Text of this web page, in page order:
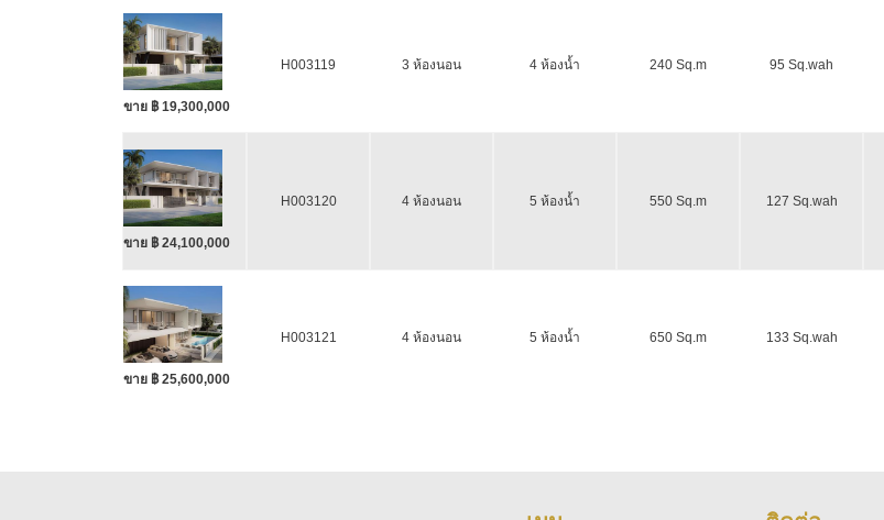
ขาย ฿ 19,300,000
H003119 3 ห้องนอน 4 ห้องน้ำ 240 Sq.m 95 Sq.wah
ขาย ฿ 24,100,000
H003120 4 ห้องนอน 5 ห้องน้ำ 550 Sq.m 127 Sq.wah
ขาย ฿ 25,600,000
H003121 4 ห้องนอน 5 ห้องน้ำ 650 Sq.m 133 Sq.wah